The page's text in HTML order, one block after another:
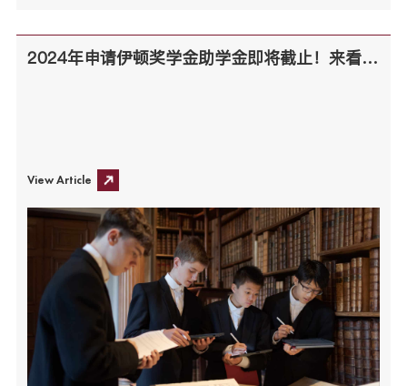
2024年申请伊顿奖学金助学金即将截止！来看看你能做对几道奖学金题目？
View Article